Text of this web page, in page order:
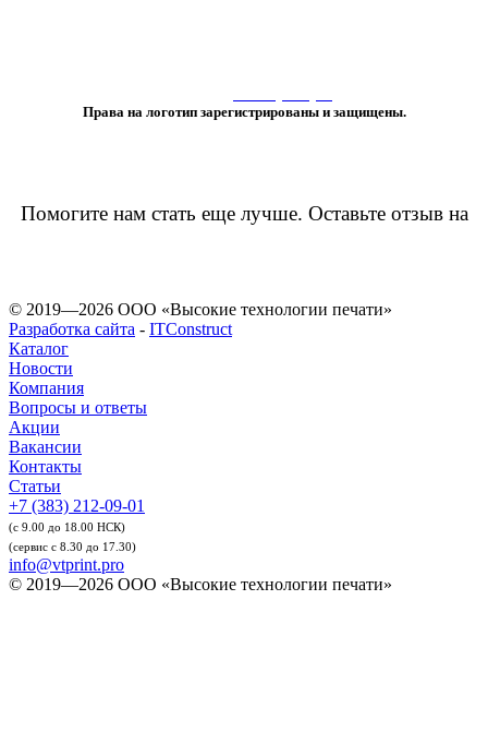
Права на логотип зарегистрированы и защищены.
Помогите нам стать еще лучше. Оставьте отзыв на
© 2019—2026 ООО «Высокие технологии печати»
Разработка сайта - ITConstruct
Каталог
Новости
Компания
Вопросы и ответы
Акции
Вакансии
Контакты
Статьи
+7 (383) 212-09-01
(с 9.00 до 18.00 НСК)
(сервис с 8.30 до 17.30)
info@vtprint.pro
© 2019—2026 ООО «Высокие технологии печати»